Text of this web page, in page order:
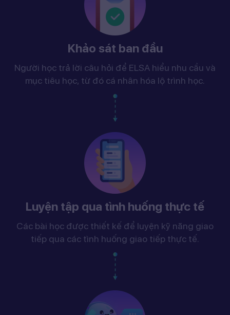
Khảo sát ban đầu
Người học trả lời câu hỏi để ELSA hiểu nhu cầu và
mục tiêu học, từ đó cá nhân hóa lộ trình học.
Luyện tập qua tình huống thực tế
Các bài học được thiết kế để luyện kỹ năng giao
tiếp qua các tình huống giao tiếp thực tế.